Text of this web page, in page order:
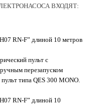
ВХОДЯТ:
RN-F” длиной 10 метров
пульт с
перезапуском
типа QES 300 MONO.
RN-F” длиной 10